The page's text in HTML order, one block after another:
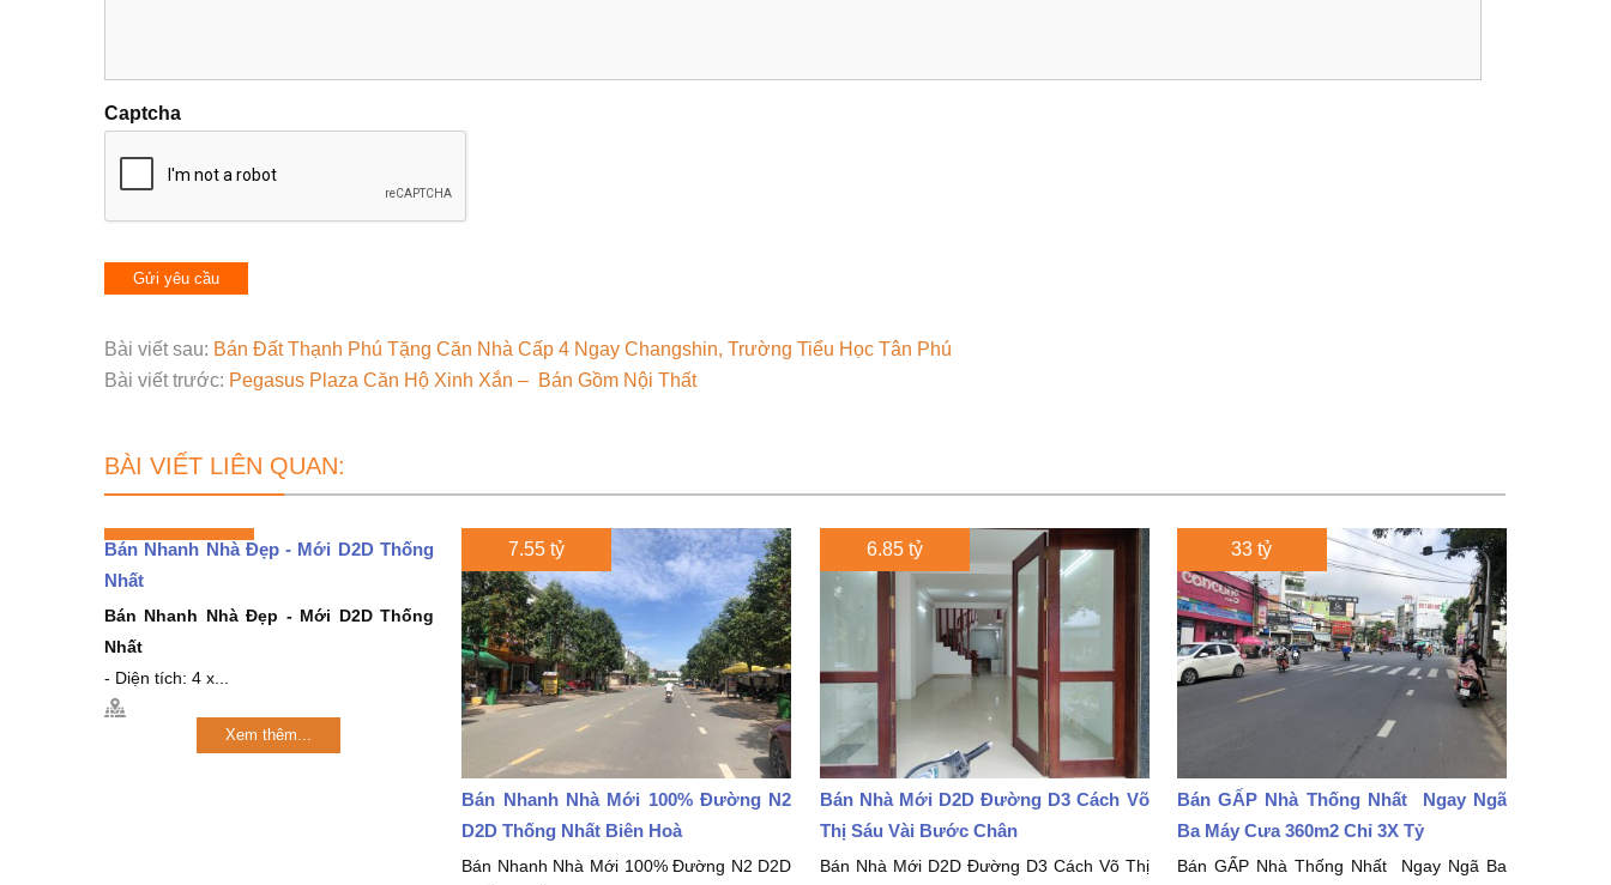
Captcha
Bài viết sau: Bán Đất Thạnh Phú Tặng Căn Nhà Cấp 4 Ngay Changshin, Trường Tiểu Học Tân Phú
Bài viết trước: Pegasus Plaza Căn Hộ Xinh Xắn – Bán Gồm Nội Thất
BÀI VIẾT LIÊN QUAN:
Bán Nhanh Nhà Đẹp - Mới D2D Thống
Nhất
Bán Nhanh Nhà Đẹp - Mới D2D Thống
Nhất
- Diện tích: 4 x...
Xem thêm...
7.55 tỷ
Bán Nhanh Nhà Mới 100% Đường N2
D2D Thống Nhất Biên Hoà
Bán Nhanh Nhà Mới 100% Đường N2 D2D
6.85 tỷ
Bán Nhà Mới D2D Đường D3 Cách Võ
Thị Sáu Vài Bước Chân
Bán Nhà Mới D2D Đường D3 Cách Võ Thị
33 tỷ
Bán GẤP Nhà Thống Nhất Ngay Ngã
Ba Máy Cưa 360m2 Chỉ 3X Tỷ
Bán GẤP Nhà Thống Nhất Ngay Ngã Ba